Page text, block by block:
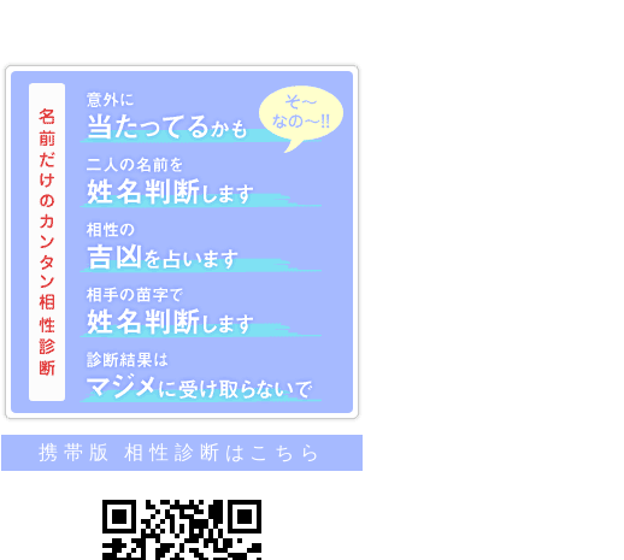
名前だけのカンタン相性診断
意外に当たってるかも
二人の名前を姓名判断します
相性の吉凶を占います
相手の苗字で姓名判断します
携帯版 相性診断はこちら